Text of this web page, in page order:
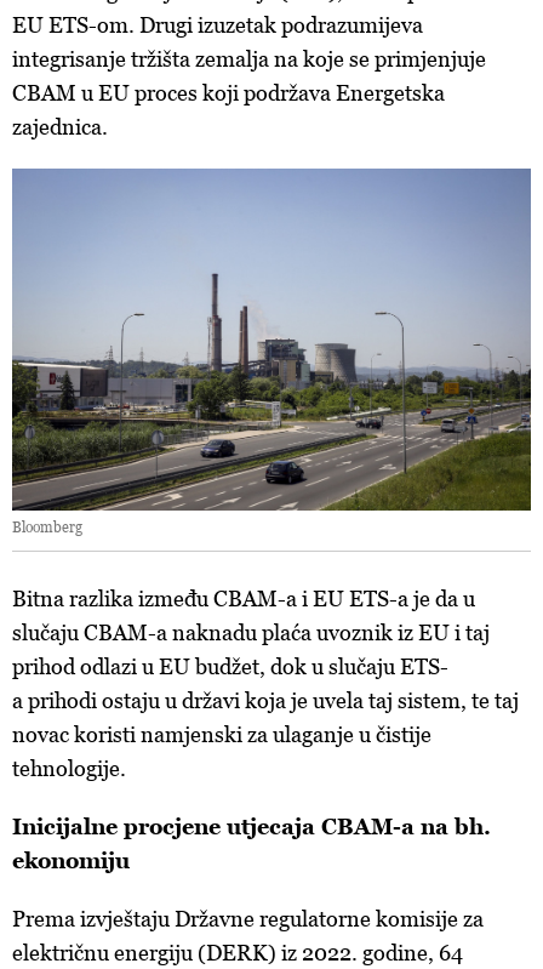
EU ETS-om. Drugi izuzetak podrazumijeva
integrisanje tržišta zemalja na koje se primjenjuje
CBAM u EU proces koji podržava Energetska
zajednica.
Bloomberg
Bitna razlika između CBAM-a i EU ETS-a je da u
slučaju CBAM-a naknadu plaća uvoznik iz EU i taj
prihod odlazi u EU budžet, dok u slučaju ETS-
a prihodi ostaju u državi koja je uvela taj sistem, te taj
novac koristi namjenski za ulaganje u čistije
tehnologije.
Inicijalne procjene utjecaja CBAM-a na bh.
ekonomiju
Prema izvještaju Državne regulatorne komisije za
električnu energiju (DERK) iz 2022. godine, 64